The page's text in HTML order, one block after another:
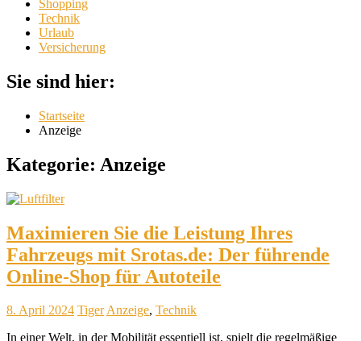
Shopping
Technik
Urlaub
Versicherung
Sie sind hier:
Startseite
Anzeige
Kategorie: Anzeige
Maximieren Sie die Leistung Ihres
Fahrzeugs mit Srotas.de: Der führende
Online-Shop für Autoteile
8. April 2024 TigerAnzeige, Technik
In einer Welt, in der Mobilität essentiell ist, spielt die regelmäßige